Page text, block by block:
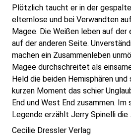
Plötzlich taucht er in der
elternlose und bei Verwandten
Magee. Die Weißen leben auf der
auf der anderen Seite.
machen ein Zusammenleben
Magee durchschreitet als
Held die beiden Hemisphären
kurzen Moment das schier
End und West End zusammen.
Legende erzählt Jerry Spinelli die
Cecilie Dressler Verlag